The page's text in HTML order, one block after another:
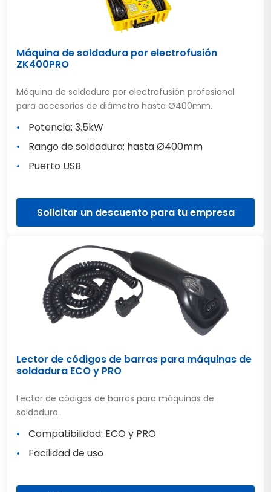
Máquina de soldadura por electrofusión
ZK400PRO
Máquina de soldadura por electrofusión profesional
para accesorios de diámetro hasta Ø400mm.
Potencia: 3.5kW
Rango de soldadura: hasta Ø400mm
Puerto USB
Solicitar un descuento para tu empresa
Lector de códigos de barras para máquinas de
soldadura ECO y PRO
Lector de códigos de barras para máquinas de
soldadura.
Compatibilidad: ECO y PRO
Facilidad de uso